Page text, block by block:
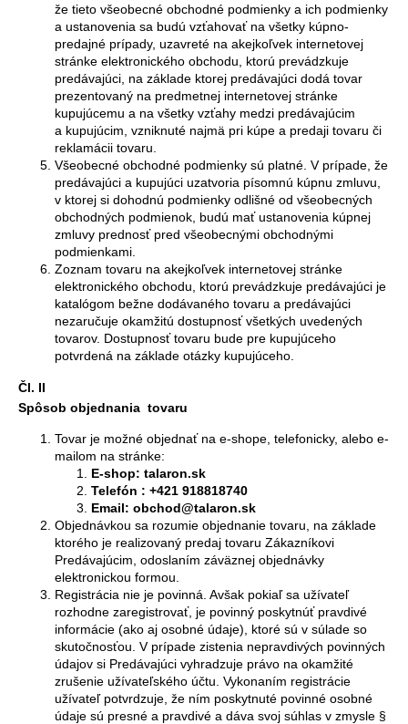
že tieto všeobecné obchodné podmienky a ich podmienky
a ustanovenia sa budú vzťahovať na všetky kúpno-
predajné prípady, uzavreté na akejkoľvek internetovej
stránke elektronického obchodu, ktorú prevádzkuje
predávajúci, na základe ktorej predávajúci dodá tovar
prezentovaný na predmetnej internetovej stránke
kupujúcemu a na všetky vzťahy medzi predávajúcim
a kupujúcim, vzniknuté najmä pri kúpe a predaji tovaru či
reklamácii tovaru.
Všeobecné obchodné podmienky sú platné. V prípade, že
predávajúci a kupujúci uzatvoria písomnú kúpnu zmluvu,
v ktorej si dohodnú podmienky odlišné od všeobecných
obchodných podmienok, budú mať ustanovenia kúpnej
zmluvy prednosť pred všeobecnými obchodnými
podmienkami.
Zoznam tovaru na akejkoľvek internetovej stránke
elektronického obchodu, ktorú prevádzkuje predávajúci je
katalógom bežne dodávaného tovaru a predávajúci
nezaručuje okamžitú dostupnosť všetkých uvedených
tovarov. Dostupnosť tovaru bude pre kupujúceho
potvrdená na základe otázky kupujúceho.
Čl. II
Spôsob objednania tovaru
Tovar je možné objednať na e-shope, telefonicky, alebo e-
mailom na stránke:
E-shop: talaron.sk
Telefón : +421 918818740
Email: obchod@talaron.sk
Objednávkou sa rozumie objednanie tovaru, na základe
ktorého je realizovaný predaj tovaru Zákazníkovi
Predávajúcim, odoslaním záväznej objednávky
elektronickou formou.
Registrácia nie je povinná. Avšak pokiaľ sa užívateľ
rozhodne zaregistrovať, je povinný poskytnúť pravdivé
informácie (ako aj osobné údaje), ktoré sú v súlade so
skutočnosťou. V prípade zistenia nepravdivých povinných
údajov si Predávajúci vyhradzuje právo na okamžité
zrušenie užívateľského účtu. Vykonaním registrácie
užívateľ potvrdzuje, že ním poskytnuté povinné osobné
údaje sú presné a pravdivé a dáva svoj súhlas v zmysle §